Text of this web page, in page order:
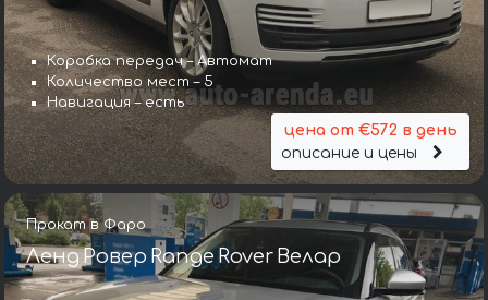
Коробка передач – Автомат
Количество мест – 5
Навигация – есть
цена от €572 в день
описание и цены
Прокат в Фаро
Ленд Ровер Range Rover Велар